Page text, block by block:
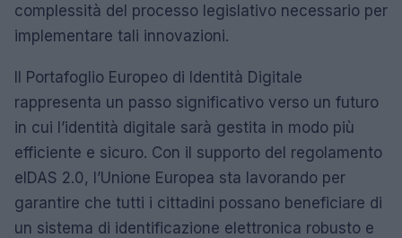
complessità del processo legislativo necessario per
implementare tali innovazioni.
Il Portafoglio Europeo di Identità Digitale
rappresenta un passo significativo verso un futuro
in cui l’identità digitale sarà gestita in modo più
efficiente e sicuro. Con il supporto del regolamento
eIDAS 2.0, l’Unione Europea sta lavorando per
garantire che tutti i cittadini possano beneficiare di
un sistema di identificazione elettronica robusto e